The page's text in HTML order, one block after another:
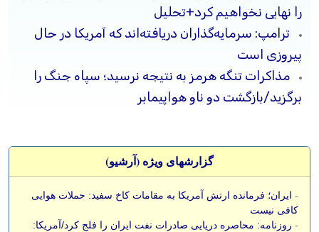
را نهایی نخواهیم کرد+تحلیل
ترامپ: سرمایه‌گذاران دریافته‌اند که آمریکا در حال
پیروزی است
مذاکرات تنگه هرمز به نتیجه نرسید؛ سپاه جنگ را
برگزید/بازگشت دو ناو هواپیمابر
گزارشهای ویژه (آرشيو)
- ایران؛ فرمانده ارتش آمریکا به مقامات کاخ سفید: حملات هوایی
کافی نیست
- روزنامه: محاصره دریایی صادرات نفت ایران را فلج کرد/آمریکا: